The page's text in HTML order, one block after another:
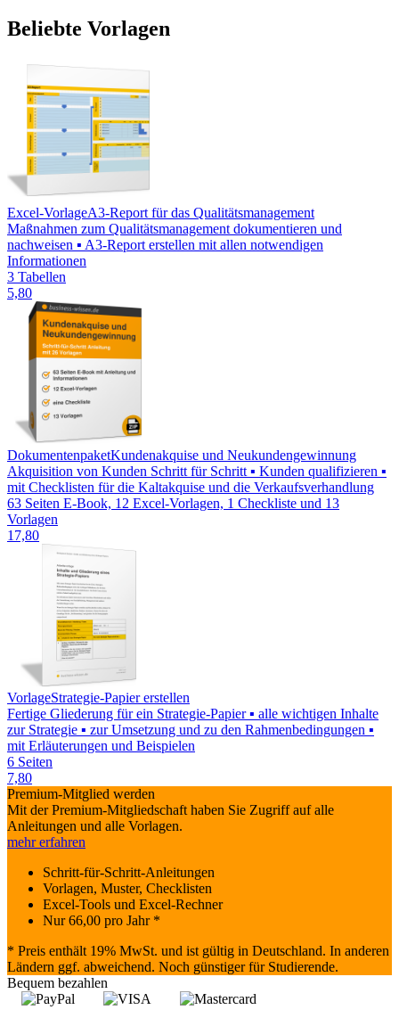
Beliebte Vorlagen
Excel-VorlageA3-Report für das Qualitätsmanagement
Maßnahmen zum Qualitätsmanagement dokumentieren und
nachweisen ▪ A3-Report erstellen mit allen notwendigen
Informationen
3 Tabellen
5,80
DokumentenpaketKundenakquise und Neukundengewinnung
Akquisition von Kunden Schritt für Schritt ▪ Kunden qualifizieren ▪
mit Checklisten für die Kaltakquise und die Verkaufsverhandlung
63 Seiten E-Book, 12 Excel-Vorlagen, 1 Checkliste und 13
Vorlagen
17,80
VorlageStrategie-Papier erstellen
Fertige Gliederung für ein Strategie-Papier ▪ alle wichtigen Inhalte
zur Strategie ▪ zur Umsetzung und zu den Rahmenbedingungen ▪
mit Erläuterungen und Beispielen
6 Seiten
7,80
Premium-Mitglied werden
Mit der Premium-Mitgliedschaft haben Sie Zugriff auf alle
Anleitungen und alle Vorlagen.
mehr erfahren
Schritt-für-Schritt-Anleitungen
Vorlagen, Muster, Checklisten
Excel-Tools und Excel-Rechner
Nur66,00 pro Jahr *
* Preis enthält 19% MwSt. und ist gültig in Deutschland. In anderen
Ländern ggf. abweichend. Noch günstiger für Studierende.
Bequem bezahlen